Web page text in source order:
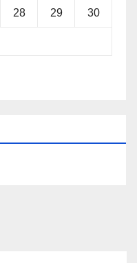
28 29 30